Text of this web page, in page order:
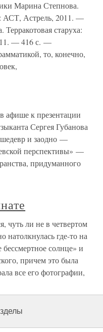
Марина Степнова.
Астрель, 2011. —
старуха:
— 416 с. —
то, конечно,
афише к презентации
Сергея Губанова
и заодно —
перспективы» —
придуманного
чуть ли не в четвертом
натолкнулась где-то на
бессмертное солнце» и
причем это была
все его фотографии,